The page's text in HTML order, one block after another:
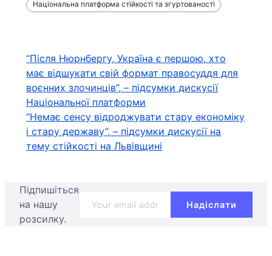
Національна платформа стійкості та згуртованості
Навігація
записів
“Після Нюрнбергу, Україна є першою, хто
має відшукати свій формат правосуддя для
воєнних злочинців”, – підсумки дискусії
Національної платформи
“Немає сенсу відроджувати стару економіку
і стару державу”, – підсумки дискусії на
тему стійкості на Львівщині
Підпишіться
на нашу
розсилку.